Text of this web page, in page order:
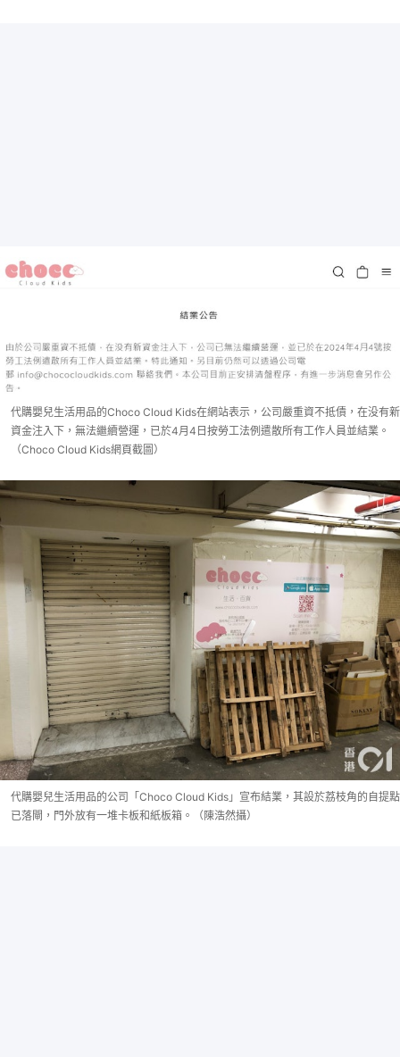
代購嬰兒生活用品的Choco Cloud Kids在網站表示，公司嚴重資不抵債，在没有新
資金注入下，無法繼續營運，已於4月4日按勞工法例遣散所有工作人員並結業。
（Choco Cloud Kids網頁截圖）
代購嬰兒生活用品的公司「Choco Cloud Kids」宣布結業，其設於荔枝角的自提點
已落閘，門外放有一堆卡板和紙板箱。（陳浩然攝）